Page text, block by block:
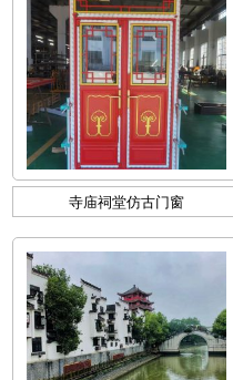
寺庙祠堂仿古门窗